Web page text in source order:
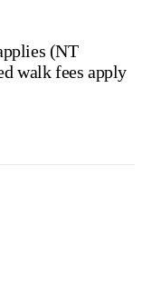
(NT